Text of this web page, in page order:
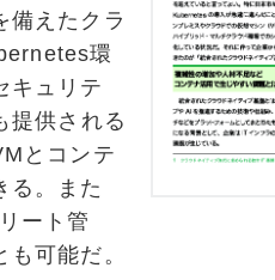
備えたクラ
環
キュリテ
提供される
とコンテ
る。また
ート管
可能だ。